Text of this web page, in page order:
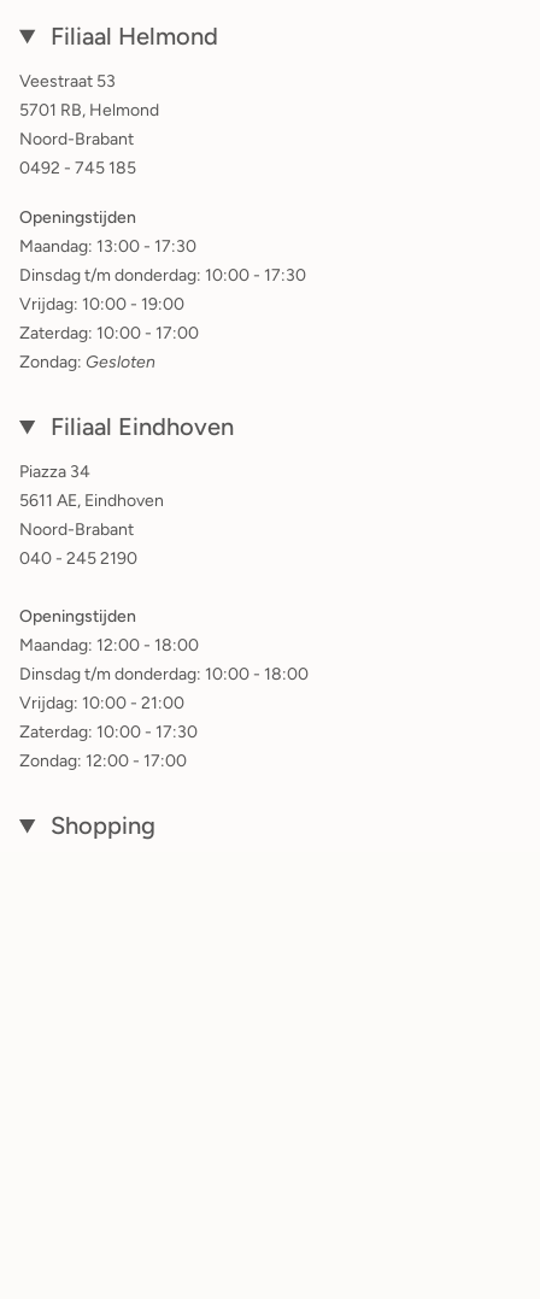
Filiaal Helmond
Veestraat 53
5701 RB, Helmond
Noord-Brabant
0492 - 745 185
Openingstijden
Maandag: 13:00 - 17:30
Dinsdag t/m donderdag: 10:00 - 17:30
Vrijdag: 10:00 - 19:00
Zaterdag: 10:00 - 17:00
Zondag: Gesloten
Filiaal Eindhoven
Piazza 34
5611 AE, Eindhoven
Noord-Brabant
040 - 245 2190
Openingstijden
Maandag: 12:00 - 18:00
Dinsdag t/m donderdag: 10:00 - 18:00
Vrijdag: 10:00 - 21:00
Zaterdag: 10:00 - 17:30
Zondag: 12:00 - 17:00
Shopping